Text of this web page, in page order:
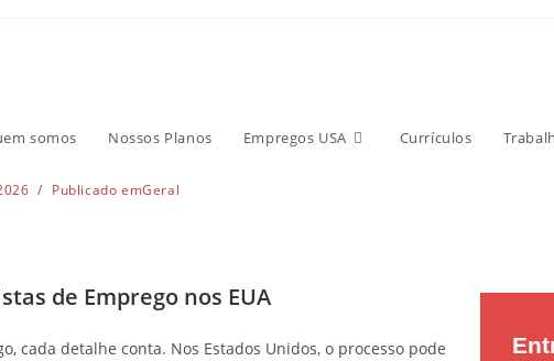
somos Nossos Planos Empregos USA Currículos
Publicado emGeral
de Emprego nos EUA
cada detalhe conta. Nos Estados Unidos, o processo pode